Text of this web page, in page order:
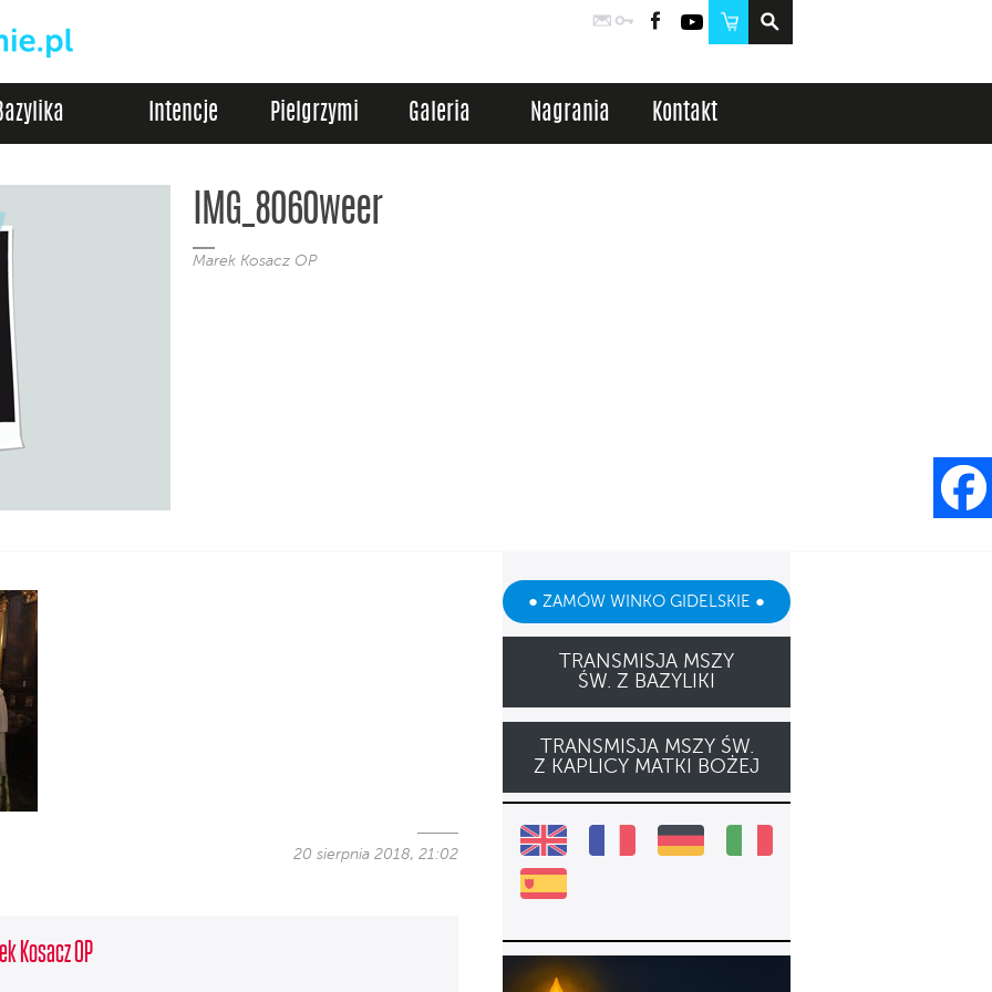
PocztaLogowanie
FacebookYouTube
Sklep
Intencje Pielgrzymi Galeria Nagrania Kontakt
IMG_8060weer
Marek Kosacz OP
20 sierpnia 2018, 21:02
Kosacz OP
● ZAMÓW WINKO GIDELSKIE ●
TRANSMISJA MSZY
ŚW. Z BAZYLIKI
TRANSMISJA MSZY ŚW.
Z KAPLICY MATKI BOŻEJ